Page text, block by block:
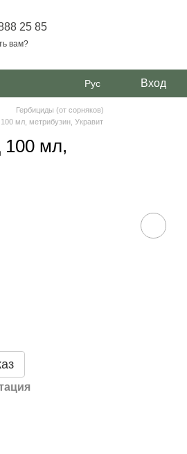
25 85
вам?
Рус Вход
Гербициды (от сорняков)
мл, метрибузин, Укравит
100 мл,